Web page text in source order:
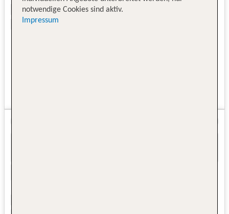
notwendige Cookies sind aktiv.
Impressum